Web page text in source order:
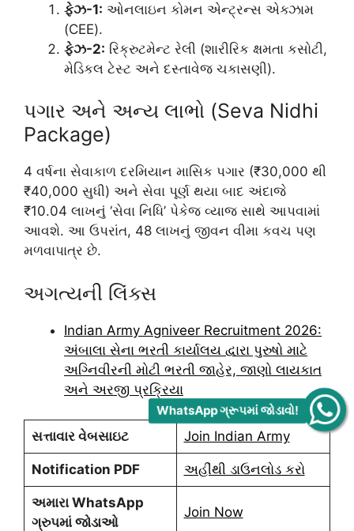
ફેઝ-1: ઓનલાઇન કોમન એન્ટ્રન્સ એક્ઝામ
(CEE).
ફેઝ-2: રિક્રુટમેન્ટ રેલી (શારીરિક ક્ષમતા કસોટી,
મેડિકલ ટેસ્ટ અને દસ્તાવેજ ચકાસણી).
પગાર અને અન્ય લાભો (Seva Nidhi
Package)
4 વર્ષના સેવાકાળ દરમિયાન માસિક પગાર (₹30,000 થી
₹40,000 સુધી) અને સેવા પૂર્ણ થયા બાદ અંદાજે
₹10.04 લાખનું ‘સેવા નિધિ’ પેકેજ વ્યાજ સાથે આપવામાં
આવશે. આ ઉપરાંત, 48 લાખનું જીવન વીમા કવચ પણ
મળવાપાત્ર છે.
અગત્યની લિંક્સ
Indian Army Agniveer Recruitment 2026:
અંબાલા સેના ભરતી કાર્યાલય દ્વારા પુરુષો માટે
અગ્નિવીરની મોટી ભરતી જાહેર, જાણો લાયકાત
અને અરજી પ્રક્રિયા
સત્તાવાર વેબસાઇટ Join Indian Army
Notification PDF અહીંથી ડાઉનલોડ કરો
અમારા WhatsApp
ગ્રુપમાં જોડાઓ
Join Now
WhatsApp ગ્રૂપમાં જોડાવો!